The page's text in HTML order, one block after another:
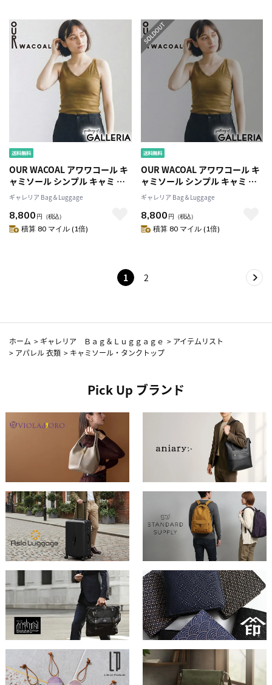
OUR WACOAL アワワコール キ
ャミソール シンプル キャミ M
サイズ M＋サイズ Lサイズ 綿混
素材 ノンワイヤー インナー 下
着 アンダーウェア カップインV
ネックキャミソール JCX151
ギャレリア Bag＆Luggage
8,800 円 （税込）
積算 80 マイル (1倍)
OUR WACOAL アワワコール キ
ャミソール シンプル キャミ M
サイズ M＋サイズ Lサイズ 綿混
素材 ノンワイヤー インナー 下
着 アンダーウェア カップインV
ネックキャミソール JCX151
ギャレリア Bag＆Luggage
8,800 円 （税込）
積算 80 マイル (1倍)
1 2
ホーム > ギャレリア Ｂａｇ＆Ｌｕｇｇａｇｅ > アイテムリスト
> アパレル 衣類 > キャミソール・タンクトップ
Pick Up ブランド